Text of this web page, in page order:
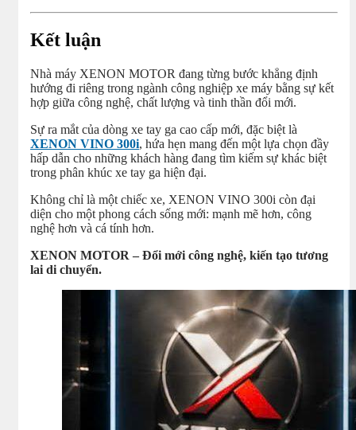
Kết luận
Nhà máy XENON MOTOR đang từng bước khẳng định
hướng đi riêng trong ngành công nghiệp xe máy bằng sự kết
hợp giữa công nghệ, chất lượng và tinh thần đổi mới.
Sự ra mắt của dòng xe tay ga cao cấp mới, đặc biệt là
XENON VINO 300i, hứa hẹn mang đến một lựa chọn đầy
hấp dẫn cho những khách hàng đang tìm kiếm sự khác biệt
trong phân khúc xe tay ga hiện đại.
Không chỉ là một chiếc xe, XENON VINO 300i còn đại
diện cho một phong cách sống mới: mạnh mẽ hơn, công
nghệ hơn và cá tính hơn.
XENON MOTOR – Đổi mới công nghệ, kiến tạo tương
lai di chuyển.